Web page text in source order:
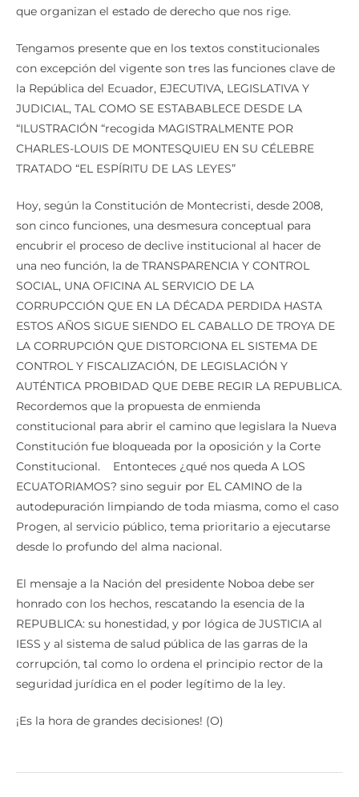
que organizan el estado de derecho que nos rige.
Tengamos presente que en los textos constitucionales
con excepción del vigente son tres las funciones clave de
la República del Ecuador, EJECUTIVA, LEGISLATIVA Y
JUDICIAL, TAL COMO SE ESTABABLECE DESDE LA
“ILUSTRACIÓN “recogida MAGISTRALMENTE POR
CHARLES-LOUIS DE MONTESQUIEU EN SU CÉLEBRE
TRATADO “EL ESPÍRITU DE LAS LEYES”
Hoy, según la Constitución de Montecristi, desde 2008,
son cinco funciones, una desmesura conceptual para
encubrir el proceso de declive institucional al hacer de
una neo función, la de TRANSPARENCIA Y CONTROL
SOCIAL, UNA OFICINA AL SERVICIO DE LA
CORRUPCCIÓN QUE EN LA DÉCADA PERDIDA HASTA
ESTOS AÑOS SIGUE SIENDO EL CABALLO DE TROYA DE
LA CORRUPCIÓN QUE DISTORCIONA EL SISTEMA DE
CONTROL Y FISCALIZACIÓN, DE LEGISLACIÓN Y
AUTÉNTICA PROBIDAD QUE DEBE REGIR LA REPUBLICA.
Recordemos que la propuesta de enmienda
constitucional para abrir el camino que legislara la Nueva
Constitución fue bloqueada por la oposición y la Corte
Constitucional. Entonteces ¿qué nos queda A LOS
ECUATORIAMOS? sino seguir por EL CAMINO de la
autodepuración limpiando de toda miasma, como el caso
Progen, al servicio público, tema prioritario a ejecutarse
desde lo profundo del alma nacional.
El mensaje a la Nación del presidente Noboa debe ser
honrado con los hechos, rescatando la esencia de la
REPUBLICA: su honestidad, y por lógica de JUSTICIA al
IESS y al sistema de salud pública de las garras de la
corrupción, tal como lo ordena el principio rector de la
seguridad jurídica en el poder legítimo de la ley.
¡Es la hora de grandes decisiones! (O)